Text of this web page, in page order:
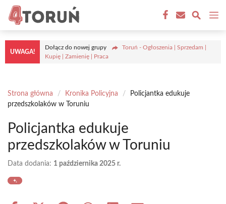
Przejdź
treści
UWAGA!
Dołącz do nowej grupy
Toruń - Ogłoszenia | Sprzedam |
Kupię | Zamienię | Praca
Strona główna / Kronika Policyjna /
Policjantka edukuje
przedszkolaków w Toruniu
Policjantka edukuje
przedszkolaków w Toruniu
Data dodania: 1 października 2025 r.